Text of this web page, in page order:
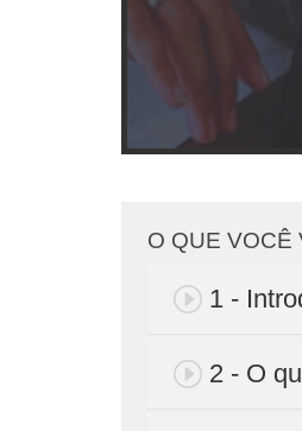
O QUE VOCÊ
1 -
2 - O